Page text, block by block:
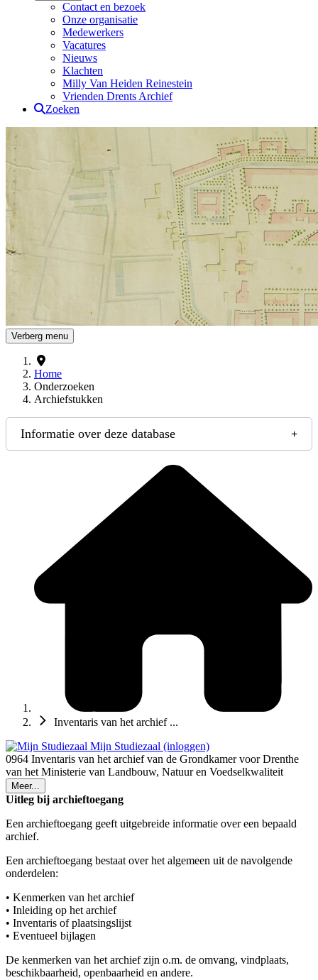
Contact en bezoek
Onze organisatie
Medewerkers
Vacatures
Nieuws
Klachten
Milly Van Heiden Reinestein
Vrienden Drents Archief
Zoeken
Drents Archief
Verberg menu
Home
Onderzoeken
Archiefstukken
Informatie over deze database
Inventaris van het archief ...
Mijn Studiezaal (inloggen)
0964 Inventaris van het archief van de Grondkamer voor Drenthe
van het Ministerie van Landbouw, Natuur en Voedselkwaliteit
Meer...
Uitleg bij archieftoegang
Een archieftoegang geeft uitgebreide informatie over een bepaald
archief.
Een archieftoegang bestaat over het algemeen uit de navolgende
onderdelen:
• Kenmerken van het archief
• Inleiding op het archief
• Inventaris of plaatsingslijst
• Eventueel bijlagen
De kenmerken van het archief zijn o.m. de omvang, vindplaats,
beschikbaarheid, openbaarheid en andere.